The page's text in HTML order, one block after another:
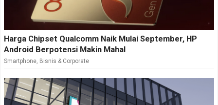
Harga Chipset Qualcomm Naik Mulai September, HP
Android Berpotensi Makin Mahal
Smartphone, Bisnis & Corporate